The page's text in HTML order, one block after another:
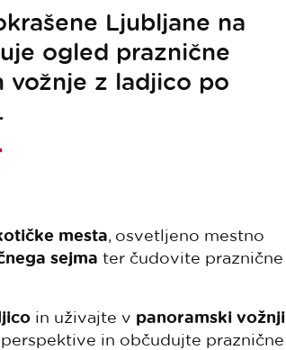
Ljubljane na
ogled praznične
vožnje z ladjico po
mesta, osvetljeno mestno
sejma ter čudovite praznične
in uživajte v panoramski vožnji
in občudujte praznične